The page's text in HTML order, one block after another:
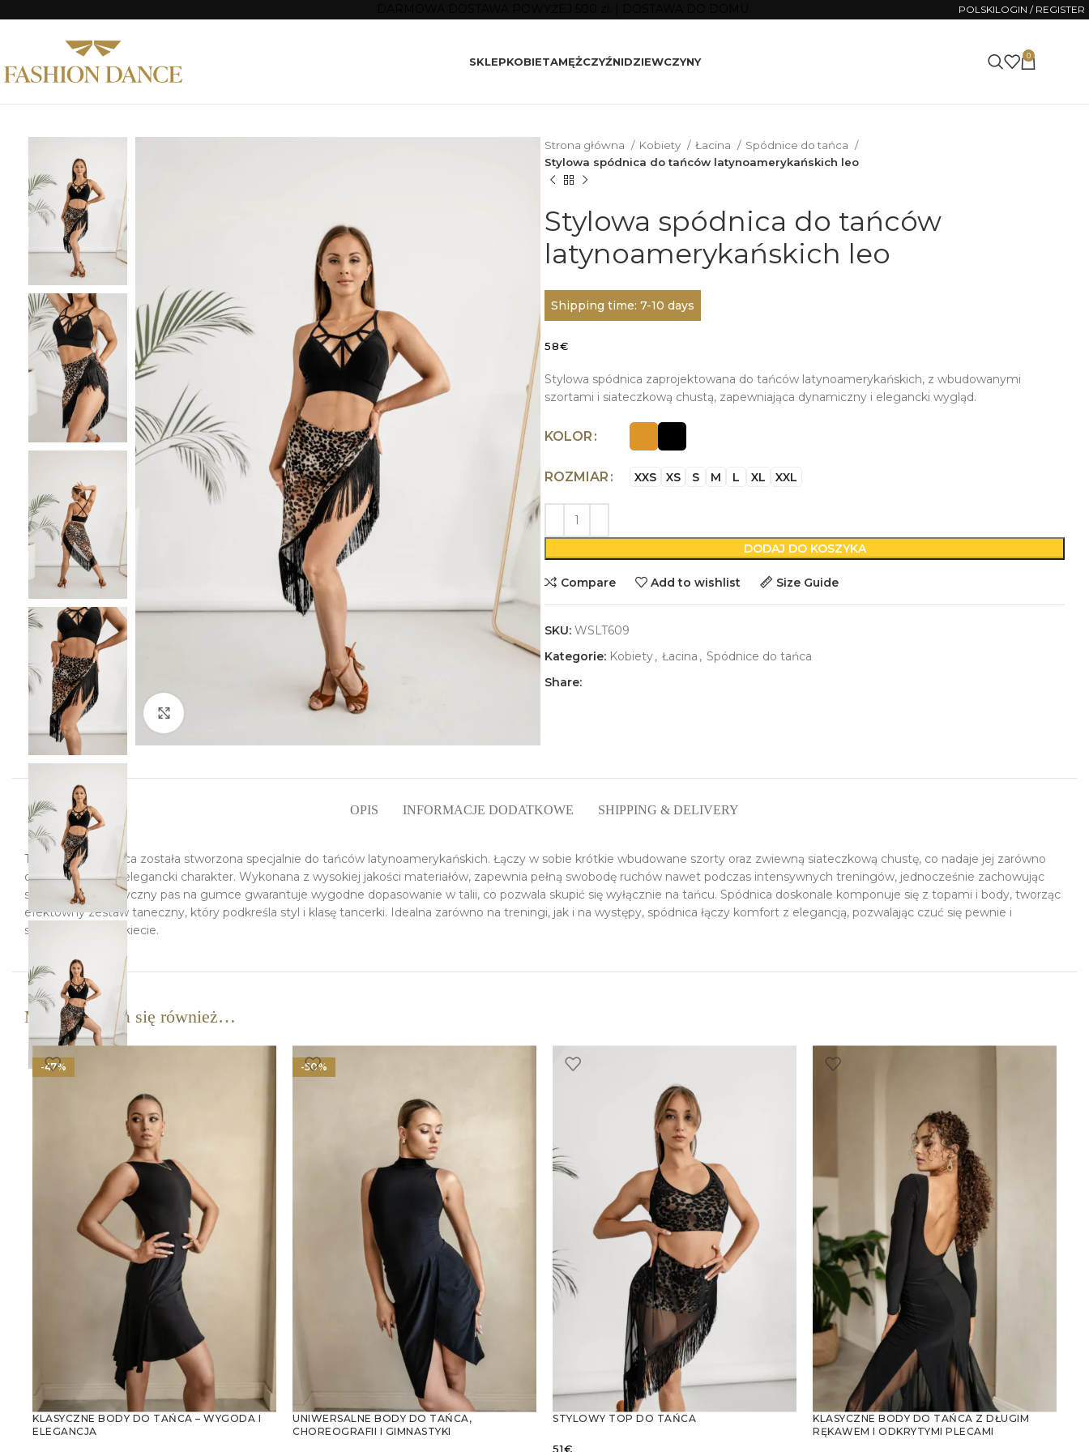
POLSKILOGIN / REGISTER
SKLEPKOBIETAMĘŻCZYŹNIDZIEWCZYNY 0
Strona główna Kobiety Łacina
Spódnice do tańca
Stylowa spódnica do tańców latynoamerykańskich leo
Stylowa spódnica do tańców
latynoamerykańskich leo
Shipping time: 7-10 days
58€
Stylowa spódnica zaprojektowana do tańców latynoamerykańskich, z wbudowanymi
szortami i siateczkową chustą, zapewniająca dynamiczny i elegancki wygląd.
KOLOR
ROZMIAR XXS XS S M L XL XXL
DODAJ DO KOSZYKA
Compare Add to wishlist Size Guide
SKU: WSLT609
Kategorie: Kobiety, Łacina , Spódnice do tańca
Share:
OPIS INFORMACJE DODATKOWE SHIPPING & DELIVERY
Ta stylowa spódnica została stworzona specjalnie do tańców latynoamerykańskich. Łączy w sobie krótkie wbudowane szorty oraz zwiewną siateczkową chustę, co nadaje jej zarówno
dynamiczny, jak i elegancki charakter. Wykonana z wysokiej jakości materiałów, zapewnia pełną swobodę ruchów nawet podczas intensywnych treningów, jednocześnie zachowując
swój kształt. Elastyczny pas na gumce gwarantuje wygodne dopasowanie w talii, co pozwala skupić się wyłącznie na tańcu. Spódnica doskonale komponuje się z topami i body, tworząc
efektowny zestaw taneczny, który podkreśla styl i klasę tancerki. Idealna zarówno na treningi, jak i na występy, spódnica łączy komfort z elegancją, pozwalając czuć się pewnie i
swobodnie na parkiecie.
Może spodoba się również…
-47%
KLASYCZNE BODY DO TAŃCA – WYGODA I
ELEGANCJA
-50%
UNIWERSALNE BODY DO TAŃCA,
CHOREOGRAFII I GIMNASTYKI
STYLOWY TOP DO TAŃCA
51€
KLASYCZNE BODY DO TAŃCA Z DŁUGIM
RĘKAWEM I ODKRYTYMI PLECAMI